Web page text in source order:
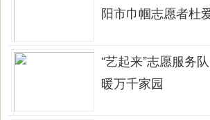
阳市巾帼志愿者杜
“艺起来”志愿服务
暖万千家园